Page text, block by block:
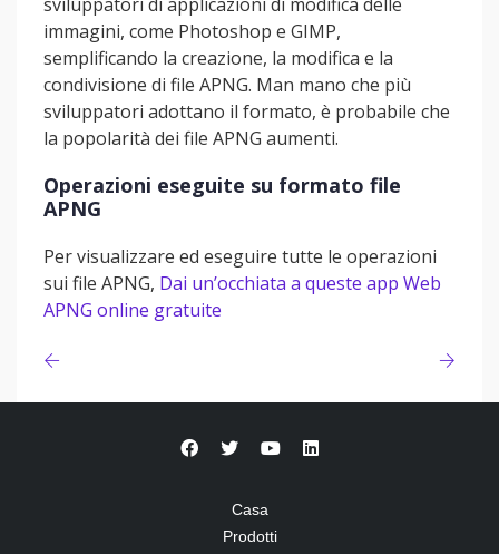
immagini, come Photoshop e GIMP,
semplificando la creazione, la modifica e la
condivisione di file APNG. Man mano che più
sviluppatori adottano il formato, è probabile che
la popolarità dei file APNG aumenti.
Operazioni eseguite su formato file
APNG
Per visualizzare ed eseguire tutte le operazioni
sui file APNG, Dai un’occhiata a queste app Web
APNG online gratuite
Casa
Prodotti